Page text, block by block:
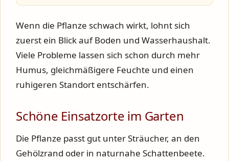
Wenn die Pflanze schwach wirkt, lohnt sich
zuerst ein Blick auf Boden und Wasserhaushalt.
Viele Probleme lassen sich schon durch mehr
Humus, gleichmäßigere Feuchte und einen
ruhigeren Standort entschärfen.
Schöne Einsatzorte im Garten
Die Pflanze passt gut unter Sträucher, an den
Gehölzrand oder in naturnahe Schattenbeete.